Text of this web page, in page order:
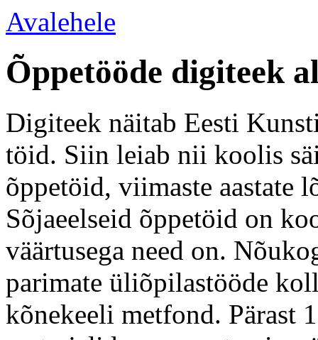
Avalehele
Õppetööde digiteek
Digiteek näitab Eesti
töid. Siin leiab nii koolis
õppetöid, viimaste aastate
Sõjaeelseid õppetöid on
väärtusega need on.
parimate üliõpilastööde
kõnekeeli metfond. Pärast